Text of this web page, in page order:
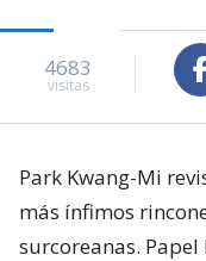
4683
visitas
Park Kwang-Mi
más ínfimos
surcoreanas.